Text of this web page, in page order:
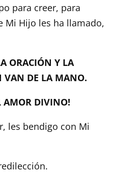
para creer, para
Mi Hijo les ha llamado,
ORACIÓN Y LA
VAN DE LA MANO.
AMOR DIVINO!
les bendigo con Mi